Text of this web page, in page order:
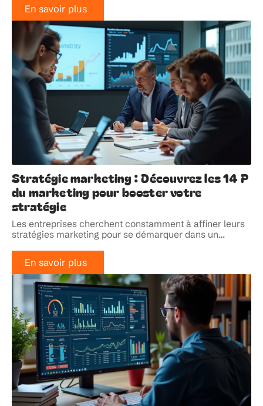
En savoir plus
Stratégie marketing : Découvrez les 14 P
du marketing pour booster votre
stratégie
Les entreprises cherchent constamment à affiner leurs
stratégies marketing pour se démarquer dans un…
En savoir plus